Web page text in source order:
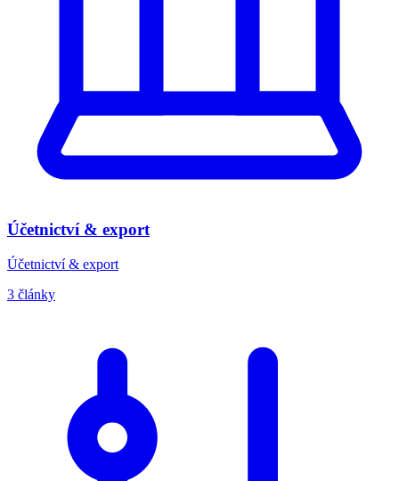
Účetnictví & export
Účetnictví & export
3 články